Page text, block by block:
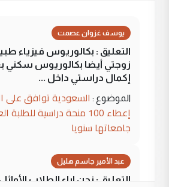
يوسف غزوان عصمت
التعليق : بكالوريوس فيزياء
زوجتي أيضا بكالوريوس سكني
إكمال دراستي داخل ...
الموضوع : السعودية توافق على
إعطاء 100 منحة دراسية
جامعاتها سنويا
عبد الأمير جاسم هليل
التعليق : نحن اباء الطلاب